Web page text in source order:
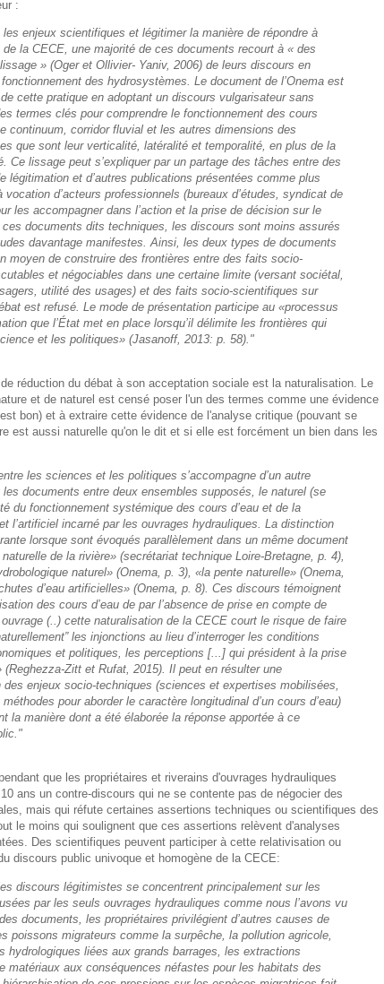
:
les enjeux scientifiques et légitimer la manière de répondre à
de la CECE, une majorité de ces documents recourt à « des
» (Oger et Ollivier- Yaniv, 2006) de leurs discours en
des hydrosystèmes. Le document de l’Onema est
cette pratique en adoptant un discours vulgarisateur sans
termes clés pour comprendre le fonctionnement des cours
continuum, corridor fluvial et les autres dimensions des
que sont leur verticalité, latéralité et temporalité, en plus de la
Ce lissage peut s’expliquer par un partage des tâches entre des
légitimation et d’autres publications présentées comme plus
vocation d’acteurs professionnels (bureaux d’études, syndicat de
les accompagner dans l’action et la prise de décision sur le
ces documents dits techniques, les discours sont moins assurés
davantage manifestes. Ainsi, les deux types de documents
moyen de construire des frontières entre des faits socio-
et négociables dans une certaine limite (versant sociétal,
utilité des usages) et des faits socio-scientifiques sur
est refusé. Le mode de présentation participe au «processus
que l’État met en place lorsqu’il délimite les frontières qui
et les politiques» (Jasanoff, 2013: p. 58)."
réduction du débat à son acceptation sociale est la naturalisation. Le
et de naturel est censé poser l'un des termes comme une évidence
bon) et à extraire cette évidence de l'analyse critique (pouvant se
est aussi naturelle qu'on le dit et si elle est forcément un bien dans les
les sciences et les politiques s’accompagne d’un autre
les documents entre deux ensembles supposés, le naturel (se
du fonctionnement systémique des cours d’eau et de la
l’artificiel incarné par les ouvrages hydrauliques. La distinction
lorsque sont évoqués parallèlement dans un même document
de la rivière» (secrétariat technique Loire-Bretagne, p. 4),
naturel» (Onema, p. 3), «la pente naturelle» (Onema,
d’eau artificielles» (Onema, p. 8). Ces discours témoignent
des cours d’eau de par l’absence de prise en compte de
ouvrage (..) cette naturalisation de la CECE court le risque de faire
les injonctions au lieu d’interroger les conditions
et politiques, les perceptions [...] qui président à la prise
(Reghezza-Zitt et Rufat, 2015). Il peut en résulter une
des enjeux socio-techniques (sciences et expertises mobilisées,
pour aborder le caractère longitudinal d’un cours d’eau)
la manière dont a été élaborée la réponse apportée à ce
que les propriétaires et riverains d'ouvrages hydrauliques
ans un contre-discours qui ne se contente pas de négocier des
mais qui réfute certaines assertions techniques ou scientifiques des
le moins qui soulignent que ces assertions relèvent d'analyses
Des scientifiques peuvent participer à cette relativisation ou
discours public univoque et homogène de la CECE:
discours légitimistes se concentrent principalement sur les
par les seuls ouvrages hydrauliques comme nous l’avons vu
documents, les propriétaires privilégient d’autres causes de
poissons migrateurs comme la surpêche, la pollution agricole,
hydrologiques liées aux grands barrages, les extractions
matériaux aux conséquences néfastes pour les habitats des